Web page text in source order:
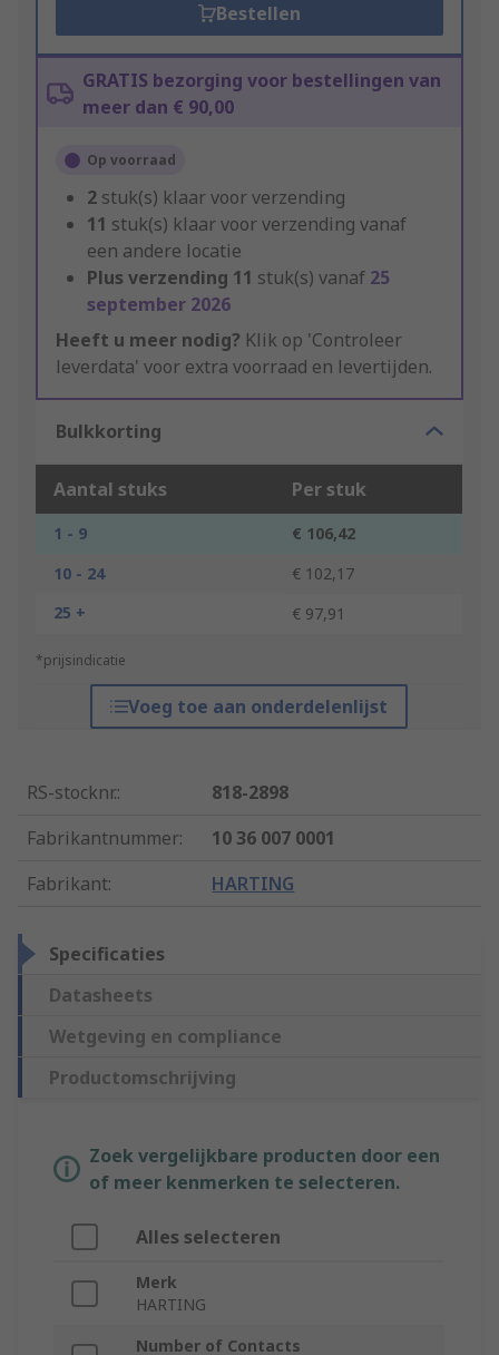
Bestellen
GRATIS bezorging voor bestellingen van
meer dan € 90,00
Op voorraad
2 stuk(s) klaar voor verzending
11 stuk(s) klaar voor verzending vanaf
een andere locatie
Plus verzending 11 stuk(s) vanaf 25
september 2026
Heeft u meer nodig? Klik op 'Controleer
leverdata' voor extra voorraad en levertijden.
Bulkkorting
Aantal stuks Per stuk
1 - 9
€ 106,42
10 - 24
€ 102,17
25 +
€ 97,91
*prijsindicatie
Voeg toe aan onderdelenlijst
RS-stocknr.:
818-2898
Fabrikantnummer:
10 36 007 0001
Fabrikant: HARTING
Specificaties
Datasheets
Wetgeving en compliance
Productomschrijving
Zoek vergelijkbare producten door een
of meer kenmerken te selecteren.
Alles selecteren
Merk
HARTING
Number of Contacts